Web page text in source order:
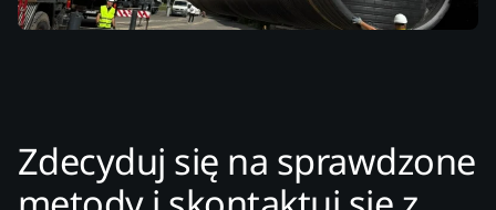
Zdecyduj się na sprawdzone